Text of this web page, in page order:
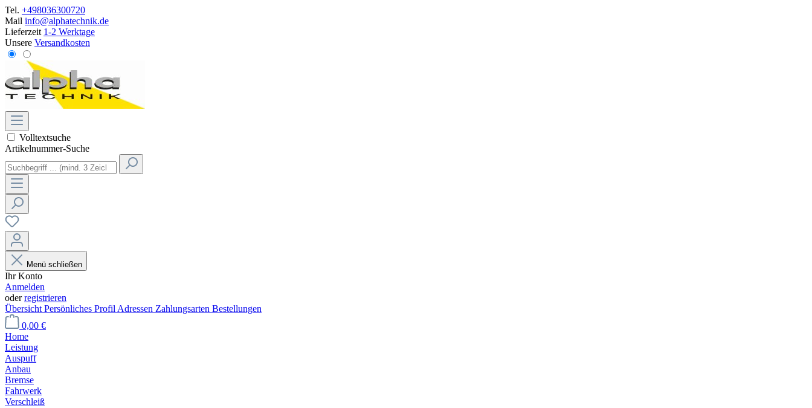
Tel. +498036300720
Mail info@alphatechnik.de
Lieferzeit 1-2 Werktage
Unsere Versandkosten
Volltextsuche
Artikelnummer-Suche
Menü schließen
Ihr Konto
Anmelden
oderregistrieren
Übersicht Persönliches Profil Adressen Zahlungsarten Bestellungen
0,00 €
Home
Leistung
Auspuff
Anbau
Bremse
Fahrwerk
Verschleiß